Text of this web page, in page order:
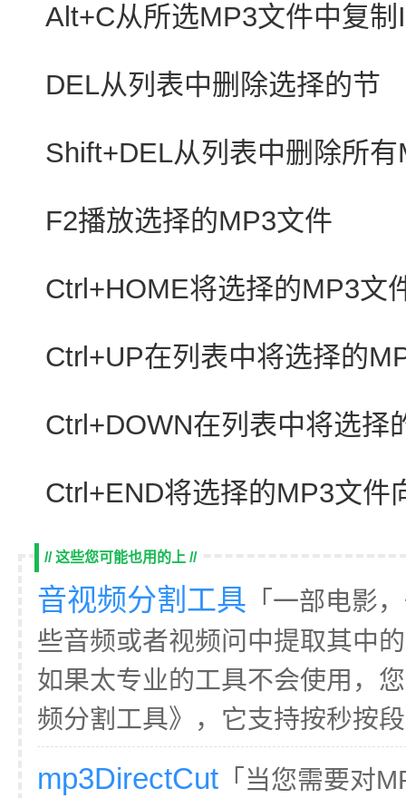
Alt+C从所选MP3文件中复制
DEL从列表中删除选择的节
Shift+DEL从列表中删除所
F2播放选择的MP3文件
Ctrl+HOME将选择的MP3文
Ctrl+UP在列表中将选择的
Ctrl+DOWN在列表中将选择
Ctrl+END将选择的MP3文件
// 这些您可能也用的上 //
音视频分割工具 「一部电影
些音频或者视频问中提取其中
如果太专业的工具不会使用，
频分割工具》，它支持按秒按
mp3DirectCut 「当您需要对